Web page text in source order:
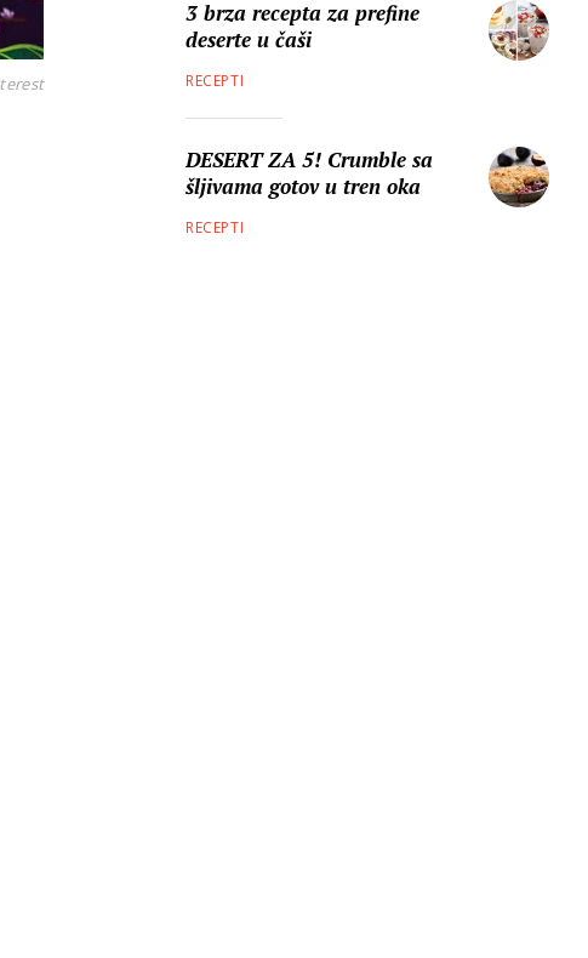
3 brza recepta za prefine
deserte u čaši
RECEPTI
DESERT ZA 5! Crumble sa
šljivama gotov u tren oka
RECEPTI